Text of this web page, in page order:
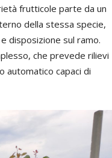
frutticole parte da un
della stessa specie,
disposizione sul ramo.
che prevede rilievi
automatico capaci di